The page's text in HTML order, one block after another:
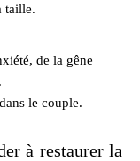
taille.
de la gêne
le couple.
à restaurer la